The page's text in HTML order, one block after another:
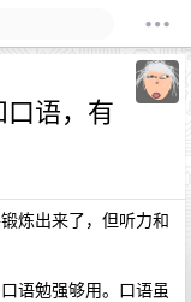
口语，有
炼出来了，但听力和
语勉强够用。口语虽